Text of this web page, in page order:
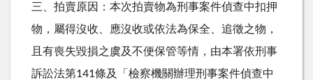
三、拍賣原因：本次拍賣物為刑事案件偵查中扣押
物，屬得沒收、應沒收或依法為保全、追徵之物，
且有喪失毀損之虞及不便保管等情，由本署依刑事
訴訟法第141條及「檢察機關辦理刑事案件偵查中